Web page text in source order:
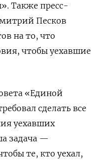
Также пресс-
Песков
на то, что
чтобы уехавшие
«Единой
сделать все
уехавших
задача —
те, кто уехал,